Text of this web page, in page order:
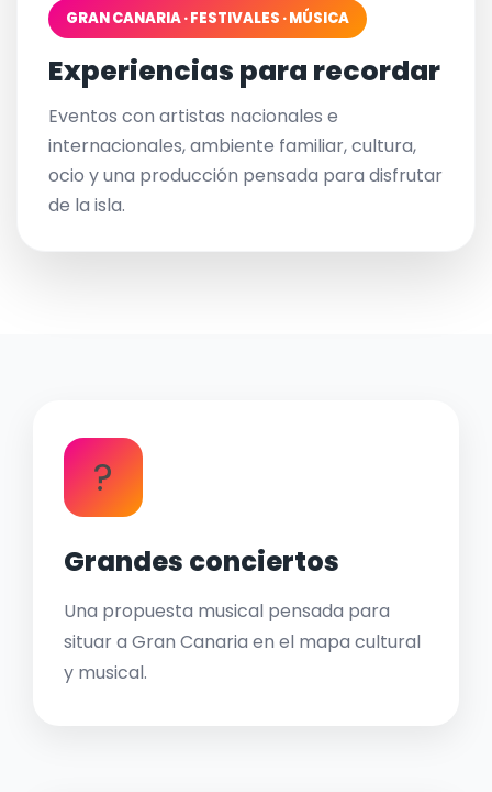
GRAN CANARIA · FESTIVALES · MÚSICA
Experiencias para recordar
Eventos con artistas nacionales e
internacionales, ambiente familiar, cultura,
ocio y una producción pensada para disfrutar
de la isla.
?
Grandes conciertos
Una propuesta musical pensada para
situar a Gran Canaria en el mapa cultural
y musical.